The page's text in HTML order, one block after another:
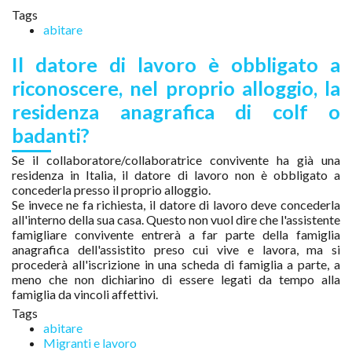
Tags
abitare
Il datore di lavoro è obbligato a
riconoscere, nel proprio alloggio, la
residenza anagrafica di colf o
badanti?
Se il collaboratore/collaboratrice convivente ha già una
residenza in Italia, il datore di lavoro non è obbligato a
concederla presso il proprio alloggio.
Se invece ne fa richiesta, il datore di lavoro deve concederla
all'interno della sua casa. Questo non vuol dire che l'assistente
famigliare convivente entrerà a far parte della famiglia
anagrafica dell'assistito preso cui vive e lavora, ma si
procederà all'iscrizione in una scheda di famiglia a parte, a
meno che non dichiarino di essere legati da tempo alla
famiglia da vincoli affettivi.
Tags
abitare
Migranti e lavoro